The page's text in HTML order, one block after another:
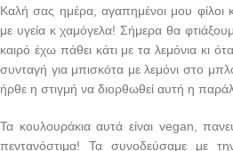
Καλή σας ημέρα, αγαπημένοι μου φίλοι
με υγεία κ χαμόγελα! Σήμερα θα
καιρό έχω πάθει κάτι με τα λεμόνια κι
συνταγή για μπισκότα με λεμόνι στο
ήρθε η στιγμή να διορθωθεί αυτή η
Τα κουλουράκια αυτά είναι vegan,
πεντανόστιμα! Τα συνοδεύσαμε με